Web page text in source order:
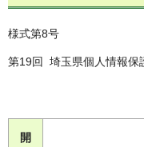
様式第8号
第19回 埼玉県個人情報
開